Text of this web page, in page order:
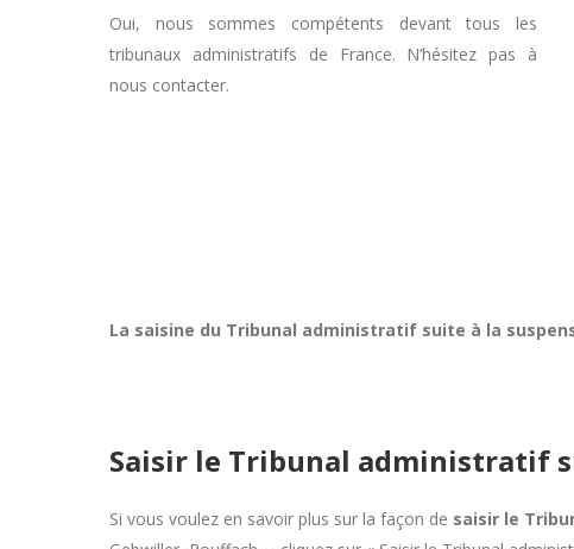
Oui, nous sommes compétents devant tous les
tribunaux administratifs de France. N’hésitez pas à
nous contacter.
La saisine du Tribunal administratif suite à la
Saisir le Tribunal administratif
Si vous voulez en savoir plus sur la façon de saisir le